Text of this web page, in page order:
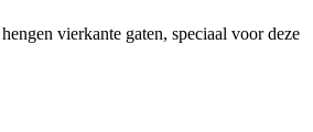
vierkante gaten, speciaal voor deze